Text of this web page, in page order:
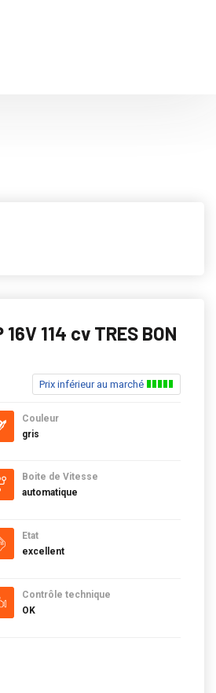
114 cv TRES BON
Prix inférieur au marché
Couleur
gris
Boite de Vitesse
automatique
Etat
excellent
Contrôle technique
OK